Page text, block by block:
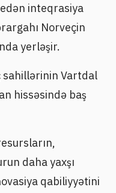
inteqrasiya
Norveçin
yerləşir.
sahillərinin Vartdal
hissəsində baş
daha yaxşı
qabiliyyətini